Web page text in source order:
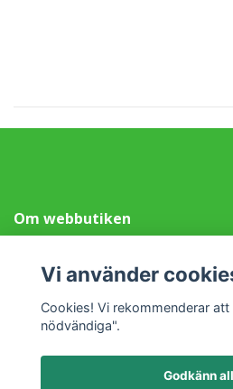
Om webbutiken
Information
Sociala medier
Vi använder
Cookies! Vi rekommenderar
nödvändiga".
Godkänn